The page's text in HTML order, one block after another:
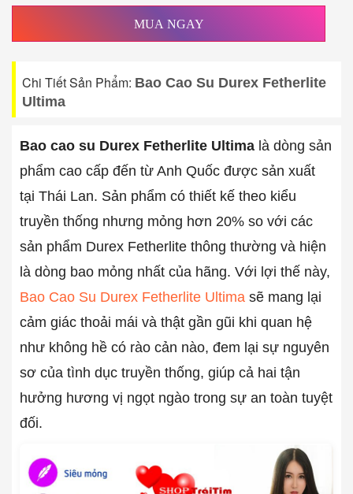
MUA NGAY
Chi Tiết Sản Phẩm: Bao Cao Su Durex Fetherlite
Ultima
Bao cao su Durex Fetherlite Ultima là dòng sản
phẩm cao cấp đến từ Anh Quốc được sản xuất
tại Thái Lan. Sản phẩm có thiết kế theo kiểu
truyền thống nhưng mỏng hơn 20% so với các
sản phẩm Durex Fetherlite thông thường và hiện
là dòng bao mỏng nhất của hãng. Với lợi thế này,
Bao Cao Su Durex Fetherlite Ultima sẽ mang lại
cảm giác thoải mái và thật gần gũi khi quan hệ
như không hề có rào cản nào, đem lại sự nguyên
sơ của tình dục truyền thống, giúp cả hai tận
hưởng hương vị ngọt ngào trong sự an toàn tuyệt
đối.